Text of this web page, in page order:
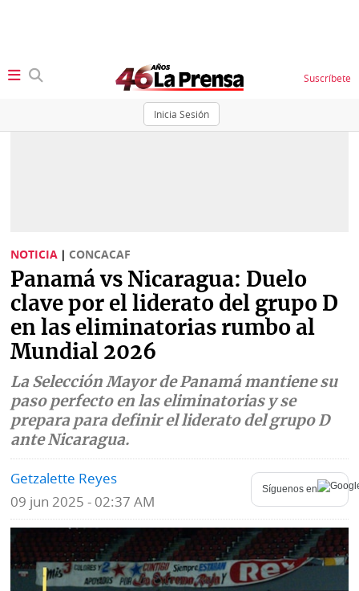
Inicia Sesión
Suscríbete
Sociedad
Judiciales
Política
Economía
Mundo
Deportes
Tecnología
Ponle
la
Firma
Status
K
Vivir+
Opinión
Blogs
Fotografías
Videos
Fe
de
erratas
Historias
NOTICIA | CONCACAF
Panamá vs Nicaragua: Duelo
clave por el liderato del grupo D
en las eliminatorias rumbo al
Mundial 2026
La Selección Mayor de Panamá mantiene su
paso perfecto en las eliminatorias y se
prepara para definir el liderato del grupo D
ante Nicaragua.
Getzalette Reyes
09 jun 2025 - 02:37 AM
Síguenos en